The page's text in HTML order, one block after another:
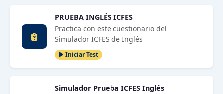
PRUEBA INGLÉS ICFES
Practica con este cuestionario del
Simulador ICFES de Inglés
Iniciar Test
Simulador Prueba ICFES Inglés